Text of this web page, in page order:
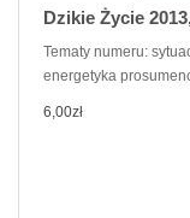
Dzikie Życie
Tematy numeru:
energetyka
6,00zł